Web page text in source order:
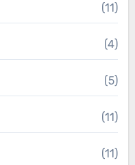
(11)
(4)
(5)
(11)
(11)